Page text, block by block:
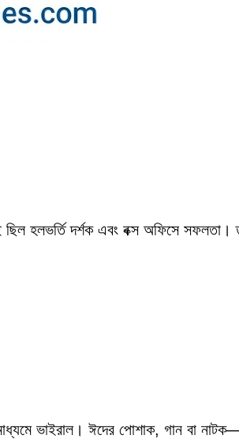
ছিল হলভর্তি দর্শক এবং বক্স অফিসে
ভাইরাল। ঈদের পোশাক, গান বা